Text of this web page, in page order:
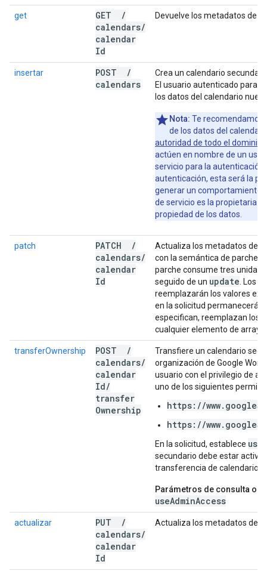
get GET
/
calendars/
calendar
Id
Devuelve los metadatos de
insertar POST
/
calendars
Crea un calendario
El usuario autenticado para
los datos del calendario
Nota: Te recomendamos
de los datos del
autoridad de todo el dominio
actúen en nombre de un
servicio para la
autenticación, esta será la
generar un comportamiento
de servicio es la propietaria
propiedad de los datos.
patch PATCH
/
calendars/
calendar
Id
Actualiza los metadatos de
con la semántica de
parche consume tres
seguido de un update . Los
reemplazarán los valores
en la solicitud permanecerán
especifican, reemplazan los
cualquier elemento de array
transferOwnership POST
/
calendars/
calendar
Id/
transfer
Ownership
Transfiere un calendario
organización de Google
usuario con el privilegio de
uno de los siguientes
https://
https://
En la solicitud, establece use
secundario debe estar
transferencia de calendarios
Parámetros de consulta
useAdminAccess
actualizar PUT
/
calendars/
calendar
Id
Actualiza los metadatos de